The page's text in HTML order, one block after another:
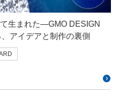
生まれた—GMO DESIGN
アイデアと制作の裏側